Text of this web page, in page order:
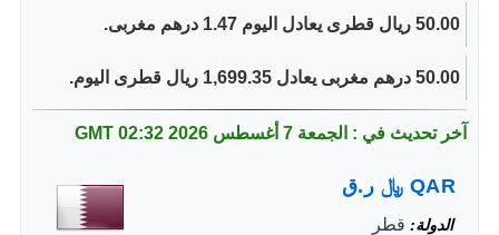
50.00 ريال قطرى يعادل اليوم 1.47 درهم مغربى.
50.00 درهم مغربى يعادل 1,699.35 ريال قطرى اليوم.
آخر تحديث في : الجمعة 7 أغسطس 2026 02:32 GMT
QAR ﷼ ر.ق
الدولة قطر